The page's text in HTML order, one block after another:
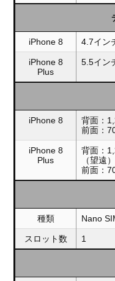
iPhone 8 4.7イン
iPhone 8
Plus
5.5イン
iPhone 8
背面：
前面：
iPhone 8
Plus
背面：
（望遠）
前面：
種類 Nano
スロット数 1